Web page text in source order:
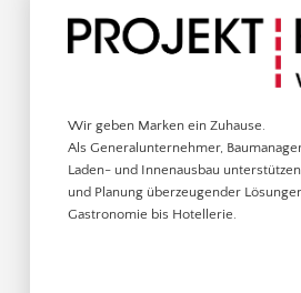
Wir geben Marken ein Zuhause.
Als Generalunternehmer,
Laden- und Innenausbau
und Planung überzeugender
Gastronomie bis Hotellerie.